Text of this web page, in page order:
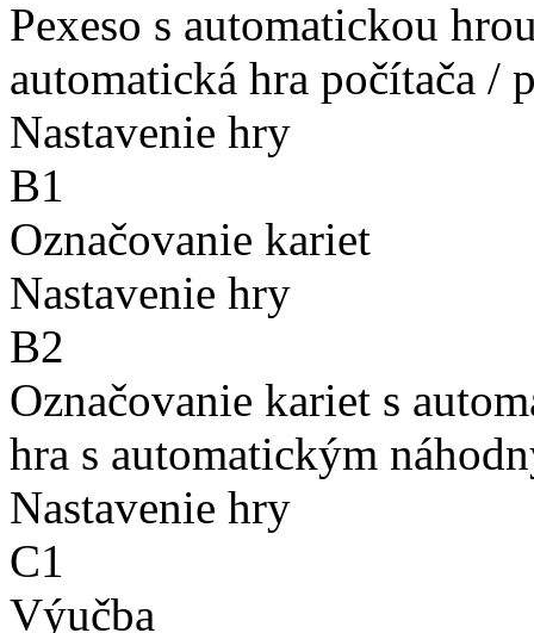
Pexeso s automatickou
automatická hra počítača /
Nastavenie hry
B1
Označovanie kariet
Nastavenie hry
B2
Označovanie kariet s
hra s automatickým
Nastavenie hry
C1
Výučba